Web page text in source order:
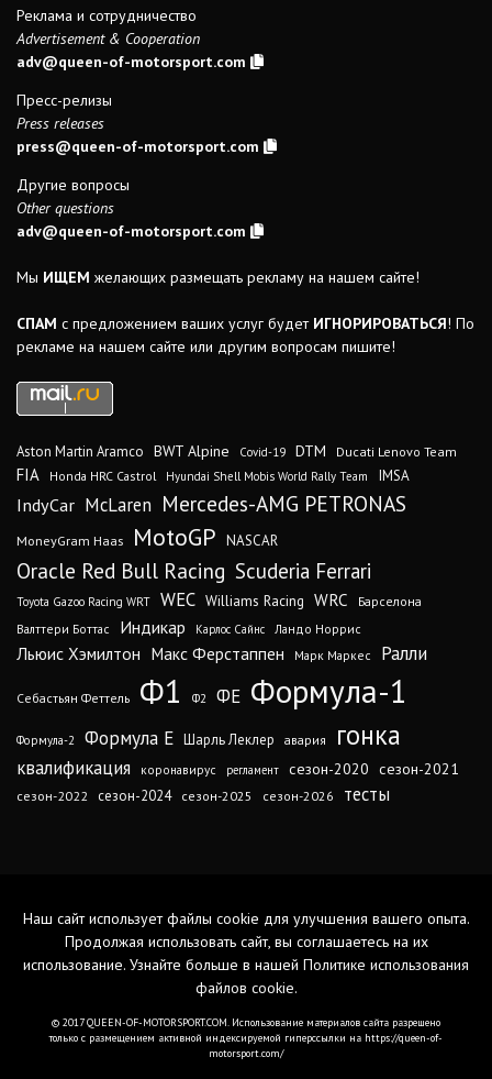
Реклама и сотрудничество
Advertisement & Cooperation
adv@queen-of-motorsport.com
Пресс-релизы
Press releases
press@queen-of-motorsport.com
Другие вопросы
Other questions
adv@queen-of-motorsport.com
Мы ИЩЕМ желающих размещать рекламу на нашем сайте!
СПАМ с предложением ваших услуг будет ИГНОРИРОВАТЬСЯ! По
рекламе на нашем сайте или другим вопросам пишите!
Aston Martin Aramco BWT Alpine Covid-19 DTM Ducati Lenovo Team
FIA Honda HRC Castrol Hyundai Shell Mobis World Rally Team IMSA
IndyCar McLaren Mercedes-AMG PETRONAS
MoneyGram Haas MotoGP NASCAR
Oracle Red Bull Racing Scuderia Ferrari
Toyota Gazoo Racing WRT WEC Williams Racing WRC
Барселона
Валттери Боттас
Индикар Карлос Сайнс Ландо Норрис
Льюис Хэмилтон Макс Ферстаппен Марк Маркес Ралли
Себастьян Феттель Ф1 Ф2 ФЕ Формула-1
Формула-2 Формула Е Шарль Леклер авария гонка
квалификация коронавирус регламент сезон-2020 сезон-2021
сезон-2022 сезон-2024 сезон-2025 сезон-2026 тесты
Наш сайт использует файлы cookie для улучшения вашего опыта.
Продолжая использовать сайт, вы соглашаетесь на их
использование. Узнайте больше в нашей Политике использования
файлов cookie.
© 2017 QUEEN-OF-MOTORSPORT.COM. Использование материалов сайта разрешено
только с размещением активной индексируемой гиперссылки на https://queen-of-
motorsport.com/